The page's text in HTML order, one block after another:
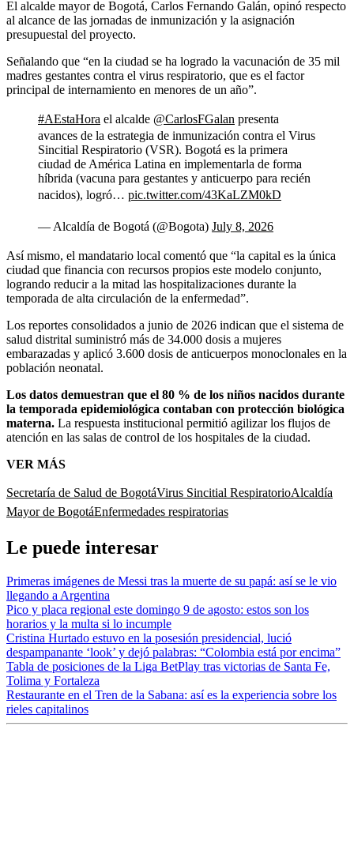
El alcalde mayor de Bogotá, Carlos Fernando Galán, opinó respecto
al alcance de las jornadas de inmunización y la asignación
presupuestal del proyecto.
Señalando que “en la ciudad se ha logrado la vacunación de 35 mil
madres gestantes contra el virus respiratorio, que es el factor
principal de internamiento en menores de un año”.
#AEstaHora el alcalde @CarlosFGalan presenta
avances de la estrategia de inmunización contra el Virus
Sincitial Respiratorio (VSR). Bogotá es la primera
ciudad de América Latina en implementarla de forma
híbrida (vacuna para gestantes y anticuerpo para recién
nacidos), logró… pic.twitter.com/43KaLZM0kD
— Alcaldía de Bogotá (@Bogota) July 8, 2026
Así mismo, el mandatario local comentó que “la capital es la única
ciudad que financia con recursos propios este modelo conjunto,
logrando reducir a la mitad las hospitalizaciones durante la
temporada de alta circulación de la enfermedad”.
Los reportes consolidados a junio de 2026 indican que el sistema de
salud distrital suministró más de 34.000 dosis a mujeres
embarazadas y aplicó 3.600 dosis de anticuerpos monoclonales en la
población neonatal.
Los datos demuestran que el 80 % de los niños nacidos durante
la temporada epidemiológica contaban con protección biológica
materna. La respuesta institucional permitió agilizar los flujos de
atención en las salas de control de los hospitales de la ciudad.
VER MÁS
Secretaría de Salud de BogotáVirus Sincitial RespiratorioAlcaldía
Mayor de BogotáEnfermedades respiratorias
Le puede interesar
Primeras imágenes de Messi tras la muerte de su papá: así se le vio
llegando a Argentina
Pico y placa regional este domingo 9 de agosto: estos son los
horarios y la multa si lo incumple
Cristina Hurtado estuvo en la posesión presidencial, lució
despampanante ‘look’ y dejó palabras: “Colombia está por encima”
Tabla de posiciones de la Liga BetPlay tras victorias de Santa Fe,
Tolima y Fortaleza
Restaurante en el Tren de la Sabana: así es la experiencia sobre los
rieles capitalinos